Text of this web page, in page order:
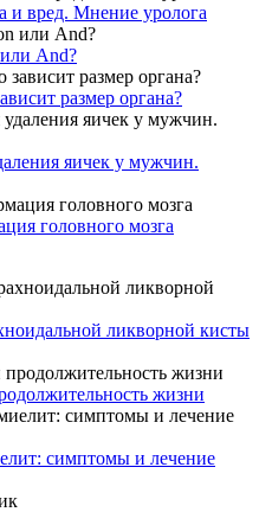
и вред. Мнение уролога
And?
размер органа?
яичек у мужчин.
головного мозга
ликворной кисты
жизни
симптомы и лечение